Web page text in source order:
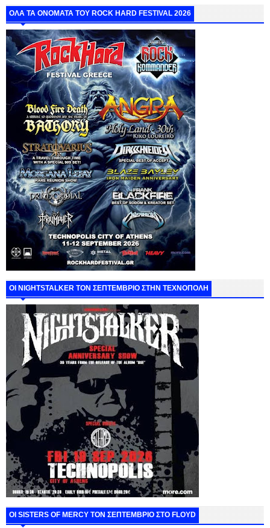
ΟΛΑ ΤΑ ΟΝΟΜΑΤΑ ΤΟΥ ROCK HARD FESTIVAL 2026
ΟΙ NIGHTSTALKER ΤΟΝ ΣΕΠΤΕΜΒΡΙΟ ΣΤΗΝ ΤΕΧΝΟΠΟΛΗ
ΟΙ SISTERS OF MERCY ΤΟΝ ΣΕΠΤΕΜΒΡΙΟ ΣΤΟ FLOYD